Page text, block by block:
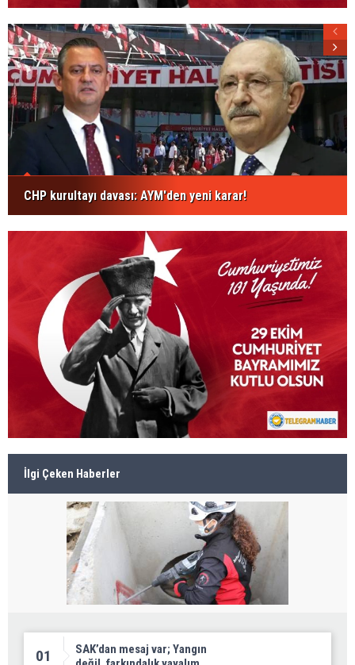
CHP kurultayı davası: AYM'den yeni karar!
İlgi Çeken Haberler
01
SAK’dan mesaj var; Yangın